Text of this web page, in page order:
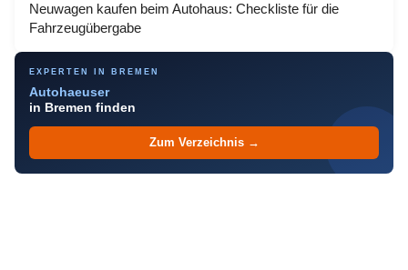
Neuwagen kaufen beim Autohaus: Checkliste für die
Fahrzeugübergabe
EXPERTEN IN BREMEN
Autohaeuser
in Bremen finden
Zum Verzeichnis →